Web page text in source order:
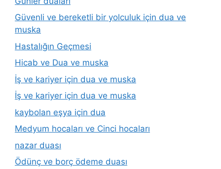
Güvenli ve bereketli bir yolculuk için dua ve
muska
Hastalığın Geçmesi
Hicab ve Dua ve muska
İş ve kariyer için dua ve muska
İş ve kariyer için dua ve muska
kaybolan eşya için dua
Medyum hocaları ve Cinci hocaları
nazar duası
Ödünç ve borç ödeme duası